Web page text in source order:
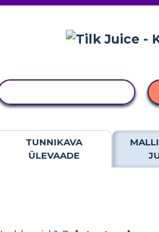
TUNNIKAVA
ÜLEVAADE